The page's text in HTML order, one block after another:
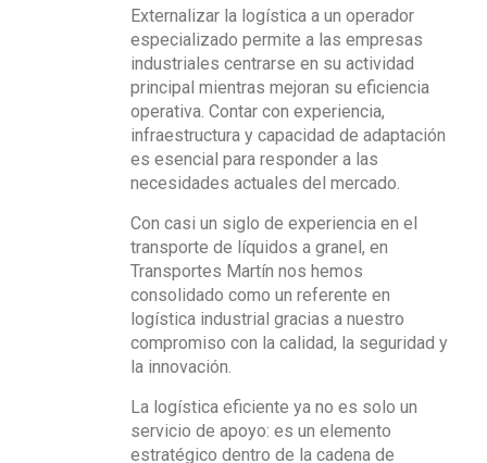
Externalizar la logística a un operador
especializado permite a las empresas
industriales centrarse en su actividad
principal mientras mejoran su eficiencia
operativa. Contar con experiencia,
infraestructura y capacidad de adaptación
es esencial para responder a las
necesidades actuales del mercado.
Con casi un siglo de experiencia en el
transporte de líquidos a granel, en
Transportes Martín nos hemos
consolidado como un referente en
logística industrial gracias a nuestro
compromiso con la calidad, la seguridad y
la innovación.
La logística eficiente ya no es solo un
servicio de apoyo: es un elemento
estratégico dentro de la cadena de